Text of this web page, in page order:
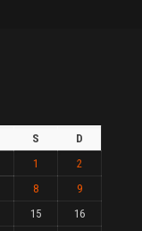
S
D
1
2
8
9
15
16